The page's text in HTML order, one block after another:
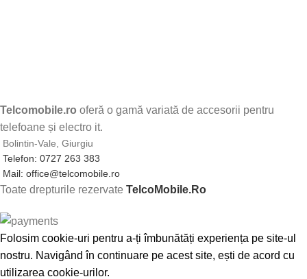
Telcomobile.ro oferă o gamă variată de accesorii pentru
telefoane și electro it.
Bolintin-Vale, Giurgiu
Telefon: 0727 263 383
Mail: office@telcomobile.ro
Toate drepturile rezervate TelcoMobile.Ro
Folosim cookie-uri pentru a-ți îmbunătăți experiența pe site-ul
nostru. Navigând în continuare pe acest site, ești de acord cu
utilizarea cookie-urilor.